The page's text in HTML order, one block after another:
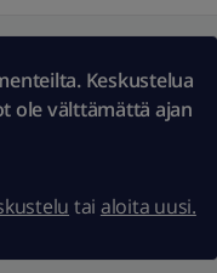
Keskustelua
ole välttämättä ajan
tai aloita uusi.